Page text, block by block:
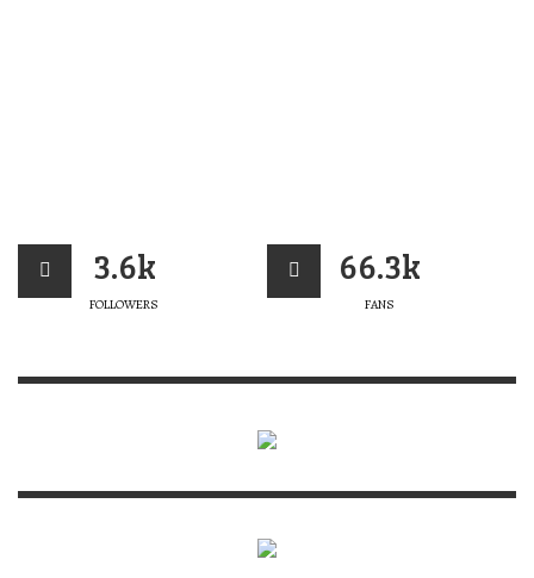
3.6k
FOLLOWERS
66.3k
FANS